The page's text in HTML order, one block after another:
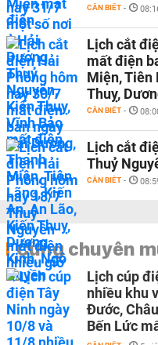
CẦN BIẾT -
Lịch cắt
mất điện
Miện, Tiên
Thuỵ,
CẦN BIẾT -
Lịch cắt
Thuỷ
CẦN BIẾT -
Cùng chuyên
Lịch cúp
nhiều khu
Đước,
Bến Lức